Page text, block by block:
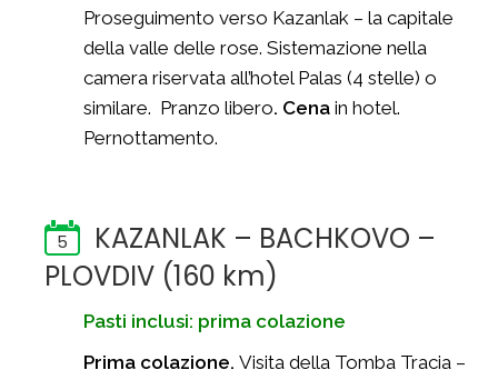
Proseguimento verso Kazanlak – la capitale
della valle delle rose. Sistemazione nella
camera riservata all’hotel Palas (4 stelle) o
similare. Pranzo libero. Cena in hotel.
Pernottamento.
5
KAZANLAK – BACHKOVO –
PLOVDIV (160 km)
Pasti inclusi: prima colazione
Prima colazione. Visita della Tomba Tracia –